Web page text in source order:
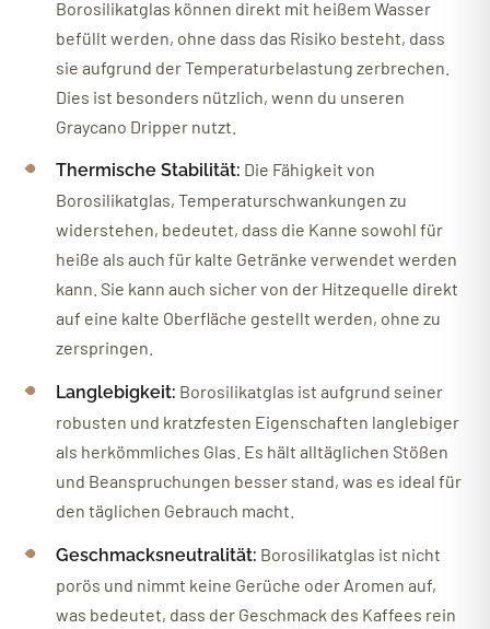
Borosilikatglas können direkt mit heißem Wasser
befüllt werden, ohne dass das Risiko besteht, dass
sie aufgrund der Temperaturbelastung zerbrechen.
Dies ist besonders nützlich, wenn du unseren
Graycano Dripper nutzt.
Thermische Stabilität: Die Fähigkeit von
Borosilikatglas, Temperaturschwankungen zu
widerstehen, bedeutet, dass die Kanne sowohl für
heiße als auch für kalte Getränke verwendet werden
kann. Sie kann auch sicher von der Hitzequelle direkt
auf eine kalte Oberfläche gestellt werden, ohne zu
zerspringen.
Langlebigkeit: Borosilikatglas ist aufgrund seiner
robusten und kratzfesten Eigenschaften langlebiger
als herkömmliches Glas. Es hält alltäglichen Stößen
und Beanspruchungen besser stand, was es ideal für
den täglichen Gebrauch macht.
Geschmacksneutralität: Borosilikatglas ist nicht
porös und nimmt keine Gerüche oder Aromen auf,
was bedeutet, dass der Geschmack des Kaffees rein